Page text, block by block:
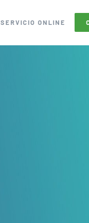
SERVICIO ONLINE